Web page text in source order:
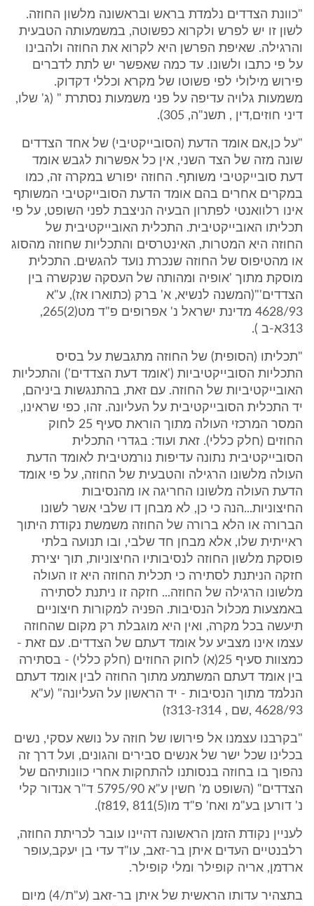
"כוונת הצדדים נלמדת בראש ובראשונה מלשון החוזה.
לשון זו יש לפרש ולקרוא כפשוטה, במשמעותה הטבעית
והרגילה. שאיפת הפרשן היא לקרוא את החוזה ולהבינו
על פי כתבו ולשונו. עד כמה שאפשר יש לתת לדברים
פירוש מילולי לפי פשוטו של מקרא וכללי דקדוק.
משמעות גלויה עדיפה על פני משמעות נסתרת " (ג' שלו,
דיני חוזים,דין , תשנ"ה, 305).
"על כן,אם אומד הדעת (הסובייקטיבי) של אחד הצדדים
שונה מזה של הצד השני, אין כל אפשרות לגבש אומד
דעת סובייקטיבי משותף. החוזה יפורש במקרה זה, כמו
במקרים אחרים בהם אומד הדעת הסובייקטיבי המשותף
אינו רלוואנטי לפתרון הבעיה הניצבת לפני השופט, על פי
תכליתו האובייקטיבית. התכלית האובייקטיבית של
החוזה היא המטרות, האינטרסים והתכליות שחוזה מהסוג
או מהטיפוס של החוזה שנכרת נועד להגשים. התכלית
מוסקת מתוך 'אופיה ומהותה של העסקה שנקשרה בין
הצדדים'"(המשנה לנשיא, א' ברק (כתוארו אז), ע"א
4628/93 מדינת ישראל נ' אפרופים פ"ד מט(2)265,
313א-ב ).
"תכליתו (הסופית) של החוזה מתגבשת על בסיס
התכליות הסובייקטיביות ('אומד דעת הצדדים') והתכליות
האובייקטיביות של החוזה. עם זאת, בהתנגשות ביניהם,
יד התכלית הסובייקטיבית על העליונה. זהו, כפי שראינו,
המסר המרכזי העולה מתוך הוראת סעיף 25 לחוק
החוזים (חלק כללי). זאת ועוד: בגדרי התכלית
הסובייקטיבית נתונה עדיפות נורמטיבית לאומד הדעת
העולה מלשונו הרגילה והטבעית של החוזה, על פי אומד
הדעת העולה מלשונו החריגה או מהנסיבות
החיצוניות...הנה כי כן, לא מבחן דו שלבי אשר לשונו
הברורה או הלא ברורה של החוזה משמשת נקודת היתוך
ראייתית שלו, אלא מבחן חד שלבי, ובו תנועה בלתי
פוסקת מלשון החוזה לנסיבותיו החיצוניות, תוך יצירת
חזקה הניתנת לסתירה כי תכלית החוזה היא זו העולה
מלשונו הרגילה של החוזה... חזקה זו ניתנת לסתירה
באמצעות מכלול הנסיבות. הפניה למקורות חיצוניים
תיעשה בכל מקרה, ואין היא מוגבלת רק מקום שהחוזה
עצמו אינו מצביע על אומד דעתם של הצדדים. עם זאת -
כמצוות סעיף 25(א) לחוק החוזים (חלק כללי) - בסתירה
בין אומד דעתם המשתמע מתוך החוזה לבין אומד דעתם
הנלמד מתוך הנסיבות - יד הראשון על העליונה" (ע"א
4628/93 ,שם , 314ז-313ז)
"בקרבנו עצמנו אל פירושו של חוזה על נושא עסקי, נשים
בכלינו שכל ישר של אנשים סבירים והגונים, ועל דרך זה
נהפוך בו בחוזה בנסותנו להתחקות אחרי כוונותיהם של
הצדדים" (השופט מ' חשין ע"א 5795/90 ד"ר אנדור קלי
נ' דורען בע"מ ואח' פ"ד מו(5)811 ,819ז).
לעניין נקודת הזמן הראשונה דהיינו עובר לכריתת החוזה,
רלבנטיים העדים איתן בר-זאב, עו"ד עדי בן יעקב,עופר
ארדמן, אריה קופילר ומלי קופילר.
בתצהיר עדותו הראשית של איתן בר-זאב (ע"ת/4) מיום